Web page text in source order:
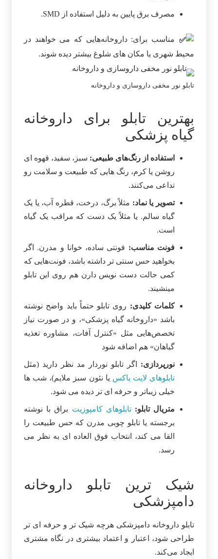
مصرف برق پایین به دلیل استفاده از SMD.
مناسب برای: داروخانه‌هایی که می‌ خواهند در
محیط شهری یا مکان‌ های شلوغ بیشتر دیده شوند.
تابلو نور مخفی داروسازی و داروخانه
بهترین تابلو برای داروخانه
گیاه پزشکی
استفاده از رنگ‌های طبیعی: سبز، سفید، قهوه‌ ای
روشن یا کرم، رنگ‌ هایی که طبیعت و سلامت رو
تداعی می‌کنند.
تصویر یا نماد: مثلاً برگ، درخت، قطره آب، یا یک
گیاه سالم. یا مثلاً یک دست که مراقب یک گیاه
است.
فونت مناسب: فونتی ساده، خوانا و مدرن. اگر
بخواهید حس سنتی‌ تر داشته باشد، فونت‌هایی که
کمی حالت دست‌ نویس دارن هم روی این تابلو
مینشیند.
کلمات کلیدی: روی تابلو حتماً باید واضح نوشته
باشد «داروخانه گیاه‌ پزشکی»، و در صورت نیاز
تخصص‌هایی مثل «کنترل آفات، مشاوره تغذیه
گیاهان» هم اضافه شود
نورپردازی: اگر تابلو نوردار مد نظر دارید (مثل
تابلوهای لایت‌ باکس یا نئون سبز ملایم)، شب‌ ها
خیلی زیباتر و حرفه‌ ای‌ تر دیده می شود.
متریال تابلو: تابلوهای کامپوزیت براق با نوشته
برجسته یا تابلو چوبی مدرن که حس طبیعت را
القا می کند، انتخاب فوق العاده ای به نظر می
رسد.
شیک ترین تابلو داروخانه
دامپزشکی
تابلو داروخانه دامپزشکی هرچه شیک‌ تر و حرفه‌ ای‌ تر
طراحی شود، اعتبار و اعتماد بیشتری در نگاه مشتری
ایجاد می‌کند.